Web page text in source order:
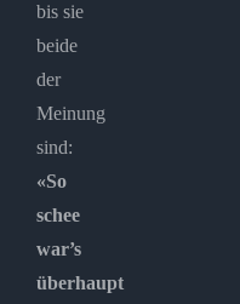
bis sie
beide
der
Meinung
sind:
«So
schee
war’s
überhaupt